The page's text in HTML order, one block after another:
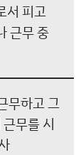
서 피고
근무 중
무하고 그
무를 시